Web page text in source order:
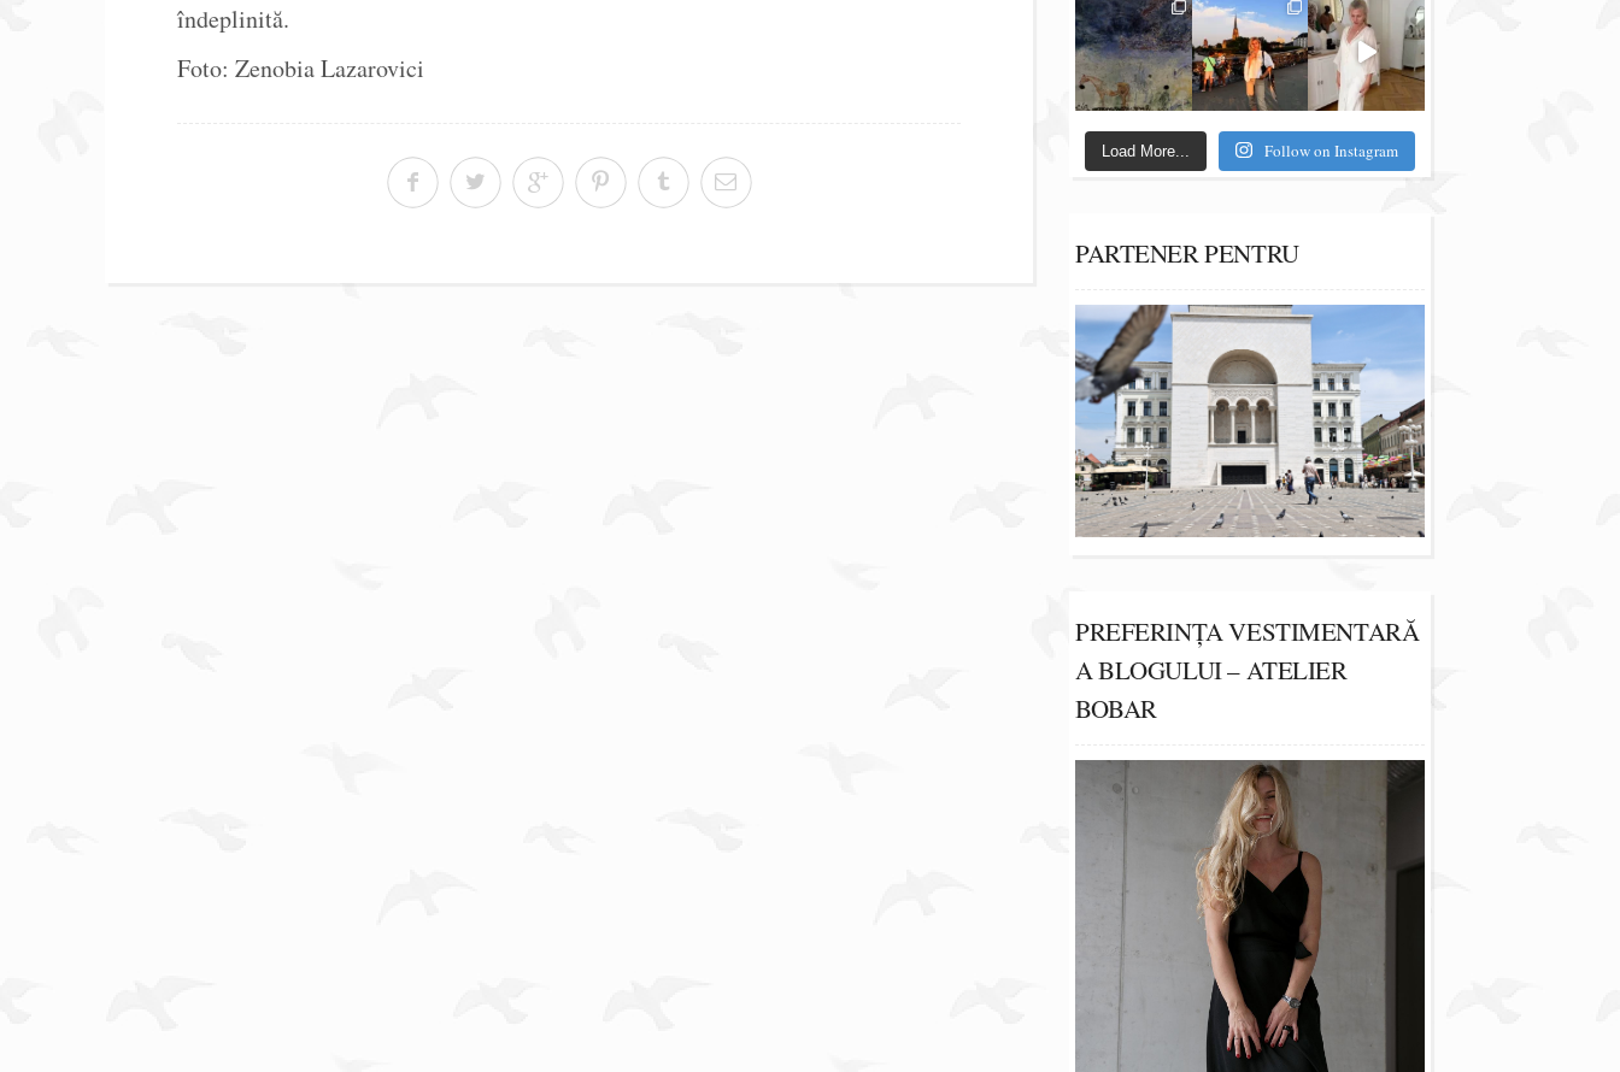
îndeplinită.
Foto: Zenobia Lazarovici
Load More... Follow on Instagram
PARTENER PENTRU
PREFERINȚA VESTIMENTARĂ
A BLOGULUI – ATELIER
BOBAR